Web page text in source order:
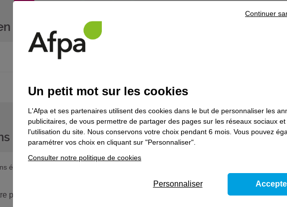
détail
complémentaires
également la formation :
projet, si vous souhaitez poursuivre votre parcours de formation, prenez
Un petit mot sur les cookies
L'Afpa et ses partenaires utilisent des cookies dans le but de personnaliser les
publicitaires, de vous permettre de partager des pages sur les réseaux sociaux
l'utilisation du site. Nous conservons votre choix pendant 6 mois. Vous pouvez
paramétrer vos choix en cliquant sur "Personnaliser".
Consulter notre politique de cookies
Continuer
Personnaliser